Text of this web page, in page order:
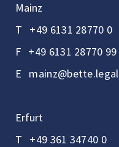
Mainz
T +49 6131 28770 0
F +49 6131 28770 99
E mainz@bette.legal
Erfurt
T +49 361 34740 0